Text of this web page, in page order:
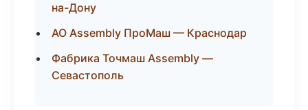
на-Дону
АО Assembly ПроМаш — Краснодар
Фабрика Точмаш Assembly —
Севастополь